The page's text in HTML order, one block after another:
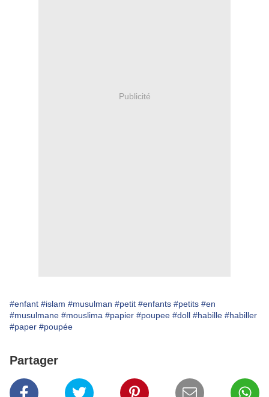
Publicité
#enfant #islam #musulman #petit #enfants #petits #en
#musulmane #mouslima #papier #poupee #doll #habille #habiller
#paper #poupée
Partager